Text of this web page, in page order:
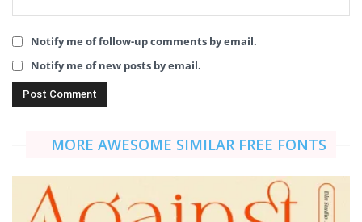
Notify me of follow-up comments by email.
Notify me of new posts by email.
MORE AWESOME SIMILAR FREE FONTS